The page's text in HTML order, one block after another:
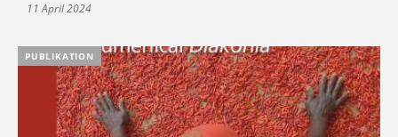
11 April 2024
PUBLIKATION